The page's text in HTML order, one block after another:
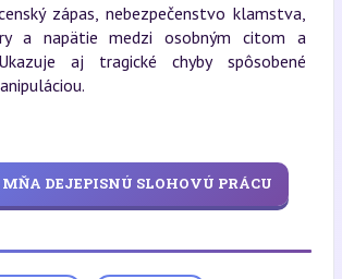
zápas, nebezpečenstvo klamstva,
a napätie medzi osobným citom a
aj tragické chyby spôsobené
DEJEPISNÚ SLOHOVÚ PRÁCU